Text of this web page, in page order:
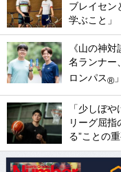
ブレイセン
学ぶこと」
《山の神
名ランナー
ロンパス®
「少しぼ
リーグ屈指
る”ことの